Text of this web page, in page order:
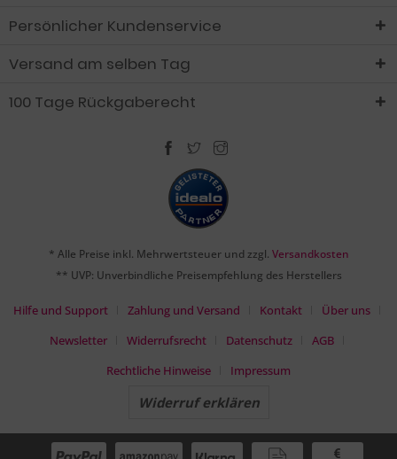
Persönlicher Kundenservice
Versand am selben Tag
100 Tage Rückgaberecht
* Alle Preise inkl. Mehrwertsteuer und zzgl. Versandkosten
** UVP: Unverbindliche Preisempfehlung des Herstellers
Hilfe und Support Zahlung und Versand Kontakt
Über uns
Newsletter
Widerrufsrecht Datenschutz
AGB
Rechtliche Hinweise
Impressum
Widerruf erklären